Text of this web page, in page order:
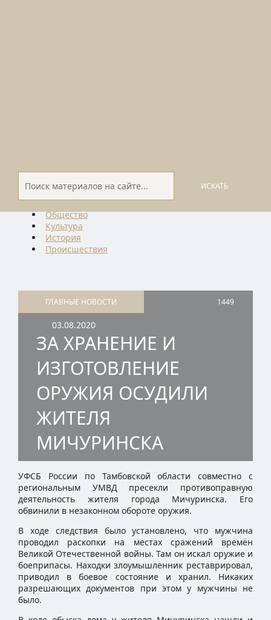
ИСКАТЬ
Общество
Культура
История
Проиcшествия
ГЛАВНЫЕ НОВОСТИ 1449
03.08.2020
ЗА ХРАНЕНИЕ И
ИЗГОТОВЛЕНИЕ
ОРУЖИЯ ОСУДИЛИ
ЖИТЕЛЯ
МИЧУРИНСКА
УФСБ России по Тамбовской области совместно с
региональным УМВД пресекли противоправную
деятельность жителя города Мичуринска. Его
обвинили в незаконном обороте оружия.
В ходе следствия было установлено, что мужчина
проводил раскопки на местах сражений времён
Великой Отечественной войны. Там он искал оружие и
боеприпасы. Находки злоумышленник реставрировал,
приводил в боевое состояние и хранил. Никаких
разрешающих документов при этом у мужчины не
было.